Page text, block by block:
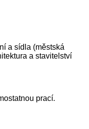
a sídla (městská
a stavitelství
prací.